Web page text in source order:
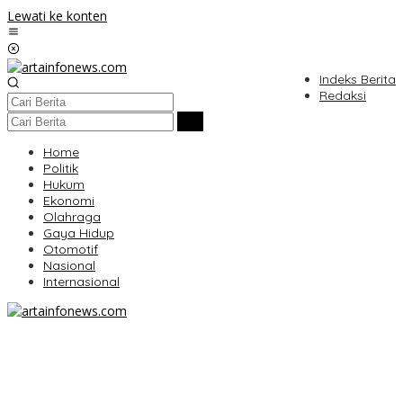
Lewati ke konten
Indeks Berita
Redaksi
Home
Politik
Hukum
Ekonomi
Olahraga
Gaya Hidup
Otomotif
Nasional
Internasional